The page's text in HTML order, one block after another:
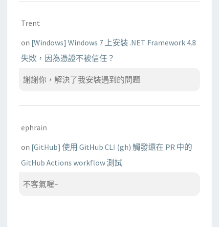
Trent
on [Windows] Windows 7 上安裝 .NET Framework 4.8
失敗，因為憑證不被信任？
謝謝你，解決了我安裝遇到的問題
ephrain
on [GitHub] 使用 GitHub CLI (gh) 觸發還在 PR 中的
GitHub Actions workflow 測試
不客氣喔~